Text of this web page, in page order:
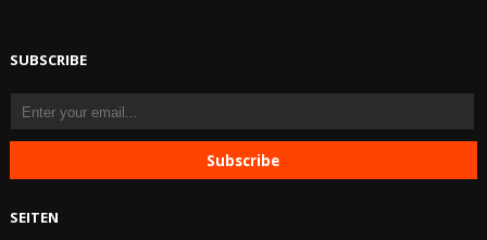
SUBSCRIBE
SEITEN